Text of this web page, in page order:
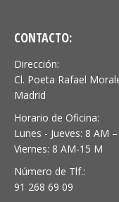
CONTACTO:
Dirección:
Cl. Poeta Rafael
Madrid
Horario de Oficina:
Lunes - Jueves: 8 AM
Viernes: 8 AM-15 M
Número de Tlf.:
91 268 69 09